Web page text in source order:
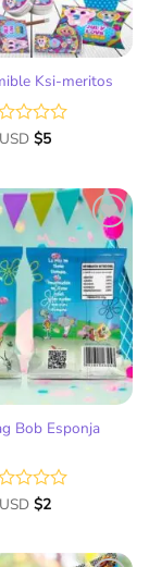
Ksi-meritos
USD $5
Añadir
a la
lista
de
deseos
Bob Esponja
USD $2